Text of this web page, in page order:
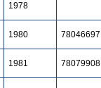
1978
1980 78046697
1981 78079908